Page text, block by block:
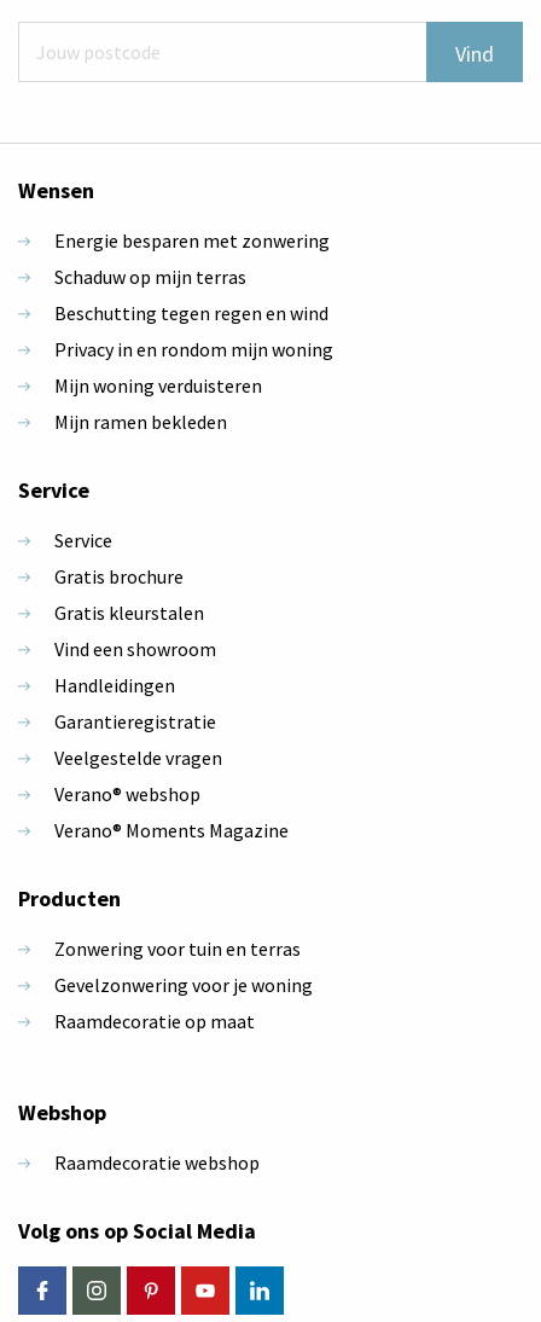
Vind
Wensen
Energie besparen met zonwering
Schaduw op mijn terras
Beschutting tegen regen en wind
Privacy in en rondom mijn woning
Mijn woning verduisteren
Mijn ramen bekleden
Service
Service
Gratis brochure
Gratis kleurstalen
Vind een showroom
Handleidingen
Garantieregistratie
Veelgestelde vragen
Verano® webshop
Verano® Moments Magazine
Producten
Zonwering voor tuin en terras
Gevelzonwering voor je woning
Raamdecoratie op maat
Webshop
Raamdecoratie webshop
Volg ons op Social Media
FacebookInstagramPinterestYoutube